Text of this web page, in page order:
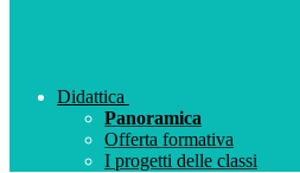
Didattica
Panoramica
Offerta formativa
I progetti delle classi